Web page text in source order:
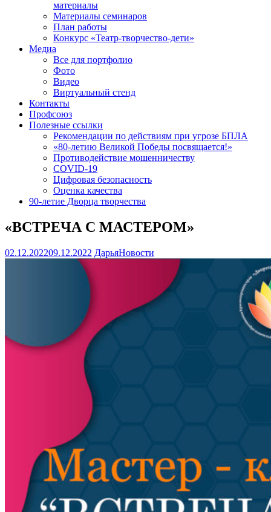
материалы
Материалы семинаров
План работы
Конкурс «Театр-творчество-дети»
Медиа
Все для портфолио
Фото
Видео
Виртуальный стенд
Контакты
Профсоюз
Полезные ссылки
Рекомендации по действиям при угрозе БПЛА
«80-летию Великой Победы посвящается!»
Противодействие мошенничеству
COVID-19
Цифровая безопасность
Оценка качества
90-летие Дворца творчества
«ВСТРЕЧА С МАСТЕРОМ»
02.12.202209.12.2022 ДарьяНовости